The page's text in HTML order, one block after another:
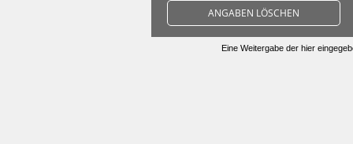
ANGABEN LÖSCHEN
Eine Weitergabe der hier